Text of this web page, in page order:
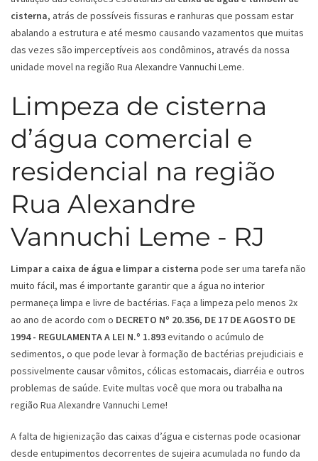
cisterna, atrás de possíveis fissuras e ranhuras que possam estar
abalando a estrutura e até mesmo causando vazamentos que muitas
das vezes são imperceptíveis aos condôminos, através da nossa
unidade movel na região Rua Alexandre Vannuchi Leme.
Limpeza de cisterna
d’água comercial e
residencial na região
Rua Alexandre
Vannuchi Leme - RJ
Limpar a caixa de água e limpar a cisterna pode ser uma tarefa não
muito fácil, mas é importante garantir que a água no interior
permaneça limpa e livre de bactérias. Faça a limpeza pelo menos 2x
ao ano de acordo com o DECRETO Nº 20.356, DE 17 DE AGOSTO DE
1994 - REGULAMENTA A LEI N.º 1.893evitando o acúmulo de
sedimentos, o que pode levar à formação de bactérias prejudiciais e
possivelmente causar vômitos, cólicas estomacais, diarréia e outros
problemas de saúde. Evite multas você que mora ou trabalha na
região Rua Alexandre Vannuchi Leme!
A falta de higienização das caixas d’água e cisternas pode ocasionar
desde entupimentos decorrentes de sujeira acumulada no fundo da